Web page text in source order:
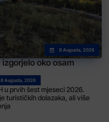
8 Augusta, 2026
oko osam
8 Augusta, 2026
u prvih šest mjeseci 2026.
turističkih dolazaka, ali više